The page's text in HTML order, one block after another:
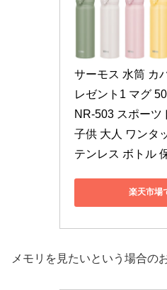
サーモス 水筒 カ
レゼント1 マグ
NR-503 スポーツ
子供 大人 ワンタ
テンレス ボトル
楽天市場
メモリを見たいという場合の